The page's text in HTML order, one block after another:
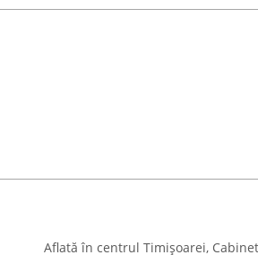
Aflată în centrul Timișoarei,